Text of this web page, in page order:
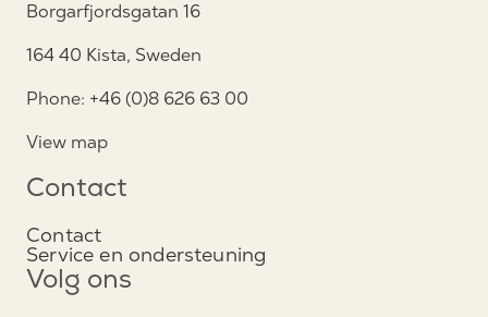
Borgarfjordsgatan 16
164 40 Kista, Sweden
Phone: +46 (0)8 626 63 00
View map
Contact
Contact
Service en ondersteuning
Volg ons